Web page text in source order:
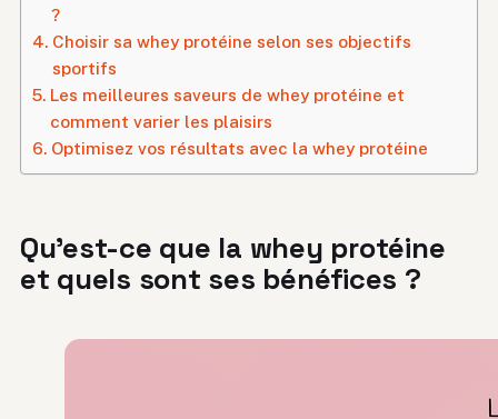
?
Choisir sa whey protéine selon ses objectifs
sportifs
Les meilleures saveurs de whey protéine et
comment varier les plaisirs
Optimisez vos résultats avec la whey protéine
Qu’est-ce que la whey protéine
et quels sont ses bénéfices ?